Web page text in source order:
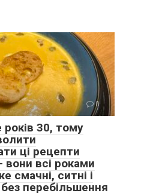
0
30, тому
ці рецепти
всі роками
смачні, ситні і
перебільшення